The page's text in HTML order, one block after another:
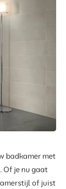
badkamer met
Of je nu gaat
of juist